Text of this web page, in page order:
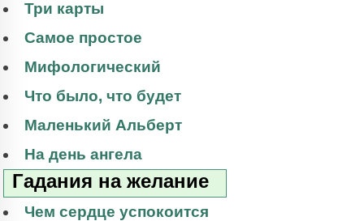
Три карты
Самое простое
Мифологический
Что было, что будет
Маленький Альберт
На день ангела
Гадания на желание
Чем сердце успокоится